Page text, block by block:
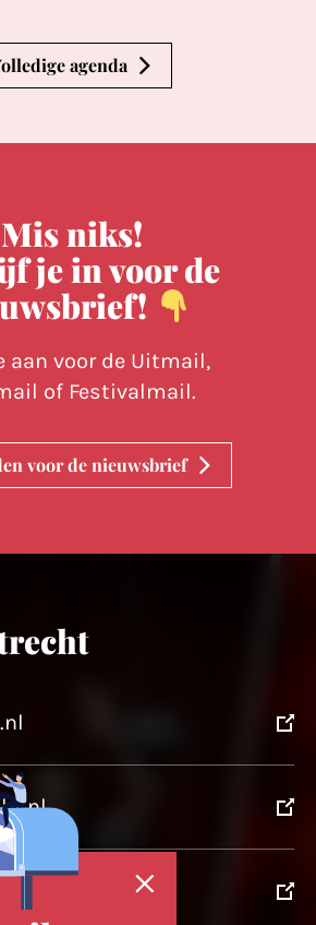
agenda
Mis niks!
je in voor de
aan voor de Uitmail,
of Festivalmail.
voor de nieuwsbrief